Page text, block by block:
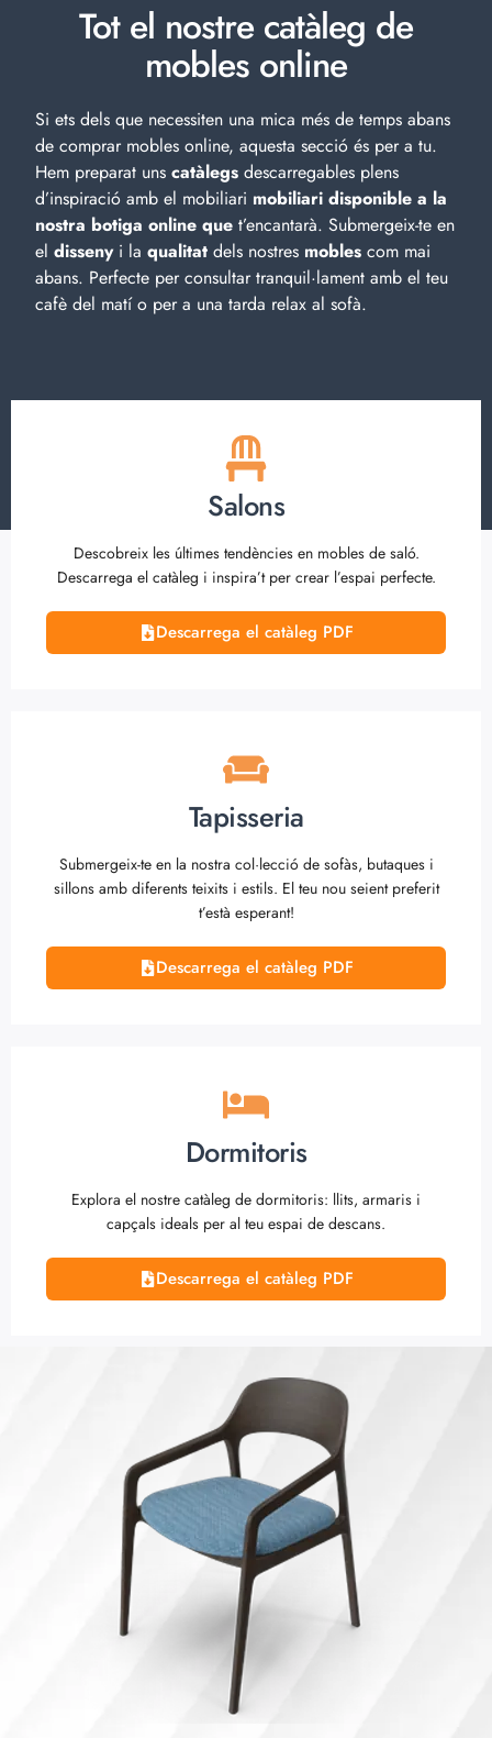
Tot el nostre catàleg de
mobles online
Si ets dels que necessiten una mica més de temps abans
de comprar mobles online, aquesta secció és per a tu.
Hem preparat uns catàlegs descarregables plens
d’inspiració amb el mobiliari mobiliari disponible a la
nostra botiga online que t’encantarà. Submergeix-te en
el dissenyi la qualitat dels nostres mobles com mai
abans. Perfecte per consultar tranquil·lament amb el teu
cafè del matí o per a una tarda relax al sofà.
Salons
Descobreix les últimes tendències en mobles de saló.
Descarrega el catàleg i inspira’t per crear l’espai perfecte.
Descarrega el catàleg PDF
Tapisseria
Submergeix-te en la nostra col·lecció de sofàs, butaques i
sillons amb diferents teixits i estils. El teu nou seient preferit
t’està esperant!
Descarrega el catàleg PDF
Dormitoris
Explora el nostre catàleg de dormitoris: llits, armaris i
capçals ideals per al teu espai de descans.
Descarrega el catàleg PDF